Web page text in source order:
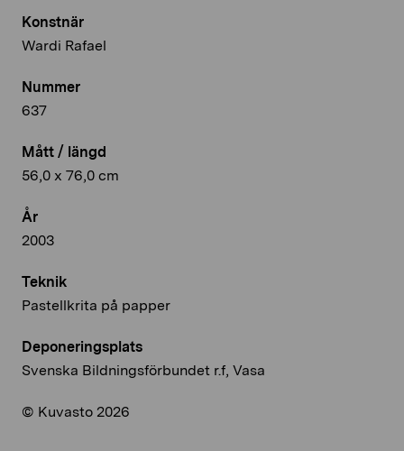
Konstnär
Wardi Rafael
Nummer
637
Mått / längd
56,0 x 76,0 cm
År
2003
Teknik
Pastellkrita på papper
Deponeringsplats
Svenska Bildningsförbundet r.f, Vasa
© Kuvasto 2026